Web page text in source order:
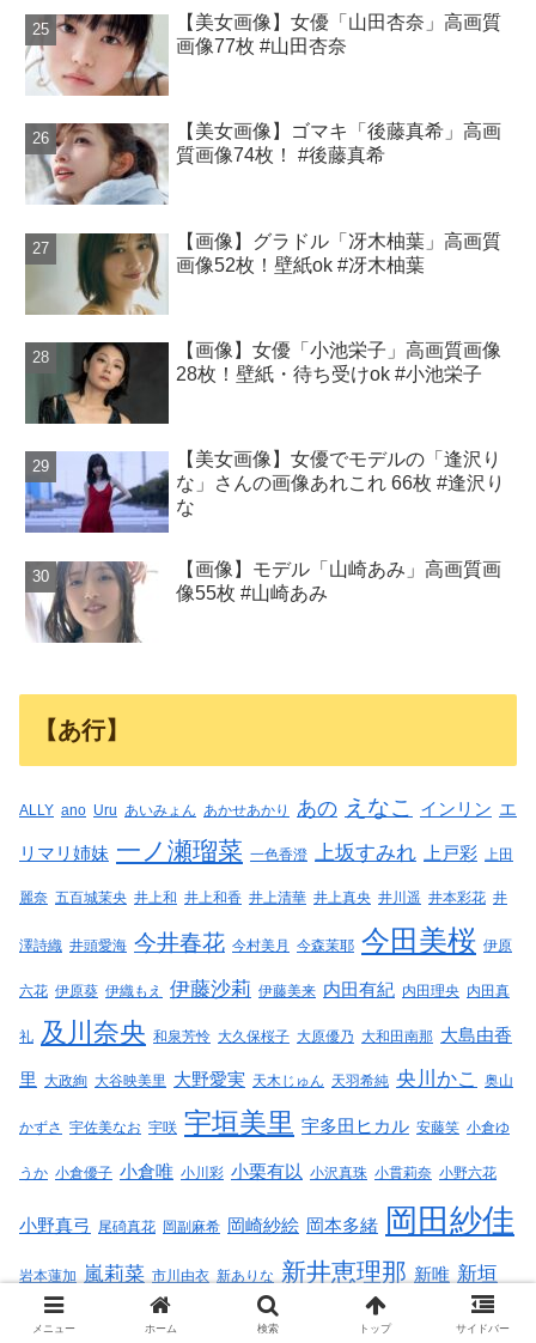
【美女画像】女優「山田杏奈」高画質
画像77枚 #山田杏奈
【美女画像】ゴマキ「後藤真希」高画
質画像74枚！ #後藤真希
【画像】グラドル「冴木柚葉」高画質
画像52枚！壁紙ok #冴木柚葉
【画像】女優「小池栄子」高画質画像
28枚！壁紙・待ち受けok #小池栄子
【美女画像】女優でモデルの「逢沢り
な」さんの画像あれこれ 66枚 #逢沢り
な
【画像】モデル「山崎あみ」高画質画
像55枚 #山崎あみ
【あ行】
ALLY ano Uru あいみょん あかせあかり あの えなこ インリン エ
リマリ姉妹 一ノ瀬瑠菜 一色香澄 上坂すみれ 上戸彩 上田
麗奈 五百城茉央 井上和 井上和香 井上清華 井上真央 井川遥 井本彩花 井
澤詩織 井頭愛海 今井春花 今村美月 今森茉耶 今田美桜 伊原
六花 伊原葵 伊織もえ 伊藤沙莉 伊藤美来 内田有紀 内田理央 内田真
礼 及川奈央 和泉芳怜 大久保桜子 大原優乃 大和田南那 大島由香
里 大政絢 大谷映美里 大野愛実 天木じゅん 天羽希純 央川かこ 奥山
かずさ 宇佐美なお 宇咲 宇垣美里 宇多田ヒカル 安藤笑 小倉ゆ
うか 小倉優子 小倉唯 小川彩 小栗有以 小沢真珠 小貫莉奈 小野六花
小野真弓 尾碕真花 岡副麻希 岡崎紗絵 岡本多緒 岡田紗佳
岩本蓮加 嵐莉菜 市川由衣 新ありな 新井恵理那 新唯 新垣
結衣
有村架純 有村藍里 朝日ななみ 朝比奈彩 板野
メニュー ホーム 検索 トップ サイドバー